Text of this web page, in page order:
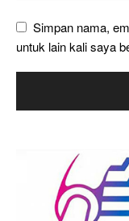
Simpan nama,
untuk lain kali saya